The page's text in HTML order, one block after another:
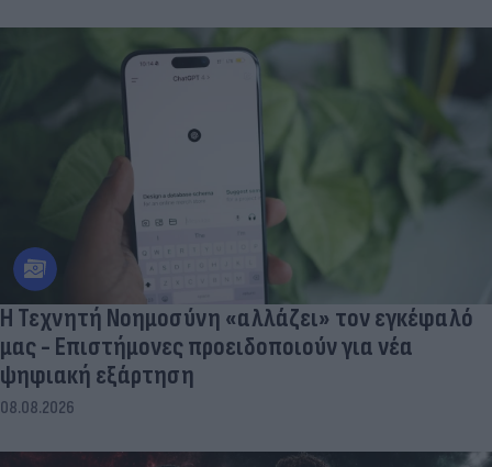
Η Τεχνητή Νοημοσύνη «αλλάζει» τον εγκέφαλό
μας - Eπιστήμονες προειδοποιούν για νέα
ψηφιακή εξάρτηση
08.08.2026